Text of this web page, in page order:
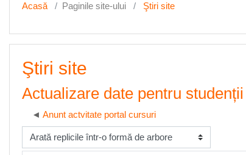
Acasă Paginile site-ului Ştiri site
Ştiri site
Actualizare date pentru
Anunt actvitate portal cursuri
mod